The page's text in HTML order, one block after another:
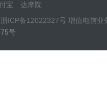
宝
达摩院
浙ICP备12022327号 增值电信业
号